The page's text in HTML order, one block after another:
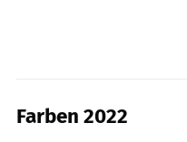
Farben 2022